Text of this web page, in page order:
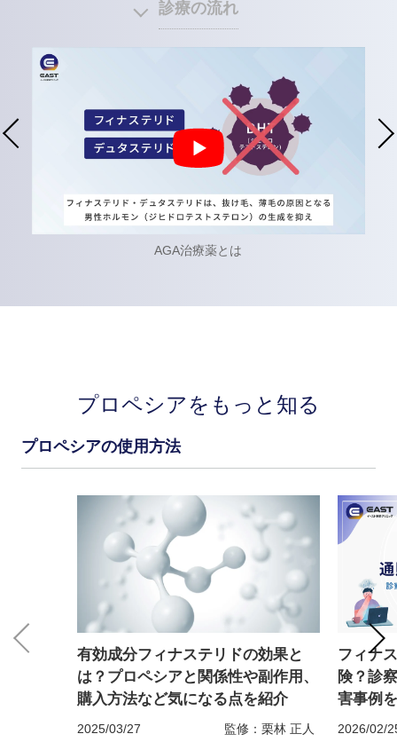
診療の流れ
AGA治療薬とは
プロペシアをもっと知る
プロペシアの使用方法
有効成分フィナステリドの効果と
は？プロペシアと関係性や副作用、
購入方法など気になる点を紹介
2025/03/27 監修：栗林 正人
フィナ
険？診
害事例
2026/02/